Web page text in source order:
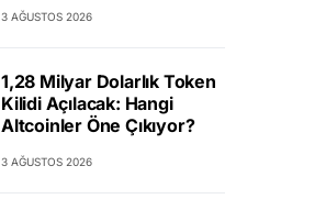
3 AĞUSTOS 2026
1,28 Milyar Dolarlık Token
Kilidi Açılacak: Hangi
Altcoinler Öne Çıkıyor?
3 AĞUSTOS 2026